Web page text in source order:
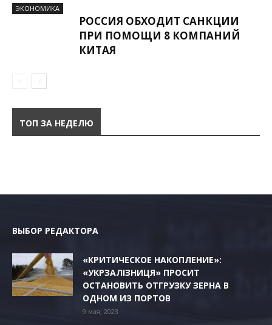
ЭКОНОМИКА
РОССИЯ ОБХОДИТ САНКЦИИ
ПРИ ПОМОЩИ 8 КОМПАНИЙ
КИТАЯ
ТОП ЗА НЕДЕЛЮ
ВЫБОР РЕДАКТОРА
«КРИТИЧЕСКОЕ НАКОПЛЕНИЕ»:
«УКРЗАЛІЗНИЦЯ» ПРОСИТ
ОСТАНОВИТЬ ОТГРУЗКУ ЗЕРНА В
ОДНОМ ИЗ ПОРТОВ
9 мая, 2023